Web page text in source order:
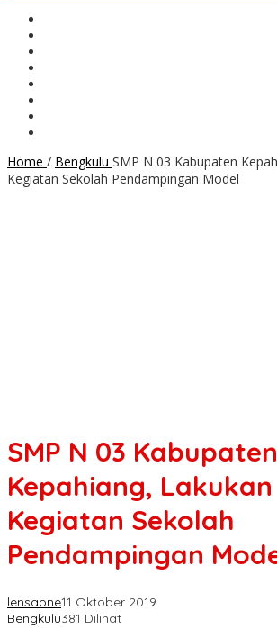
Home / Bengkulu SMP N 03 Kabupaten
Kegiatan Sekolah Pendampingan Model
SMP N 03 Kabupaten
Kepahiang, Lakukan
Kegiatan Sekolah
Pendampingan
lensaone11 Oktober 2019
Bengkulu381 Dilihat